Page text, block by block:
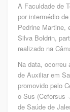
A Faculdade de
por intermédio
Pedrine Martine,
Silva Boldrin,
realizado na
Na data, ocorreu
de Auxiliar em
promovido pelo
o Sus (Ceforsus
de Saúde de